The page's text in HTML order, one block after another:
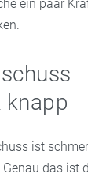
ein paar
knapp
ist
Genau das ist